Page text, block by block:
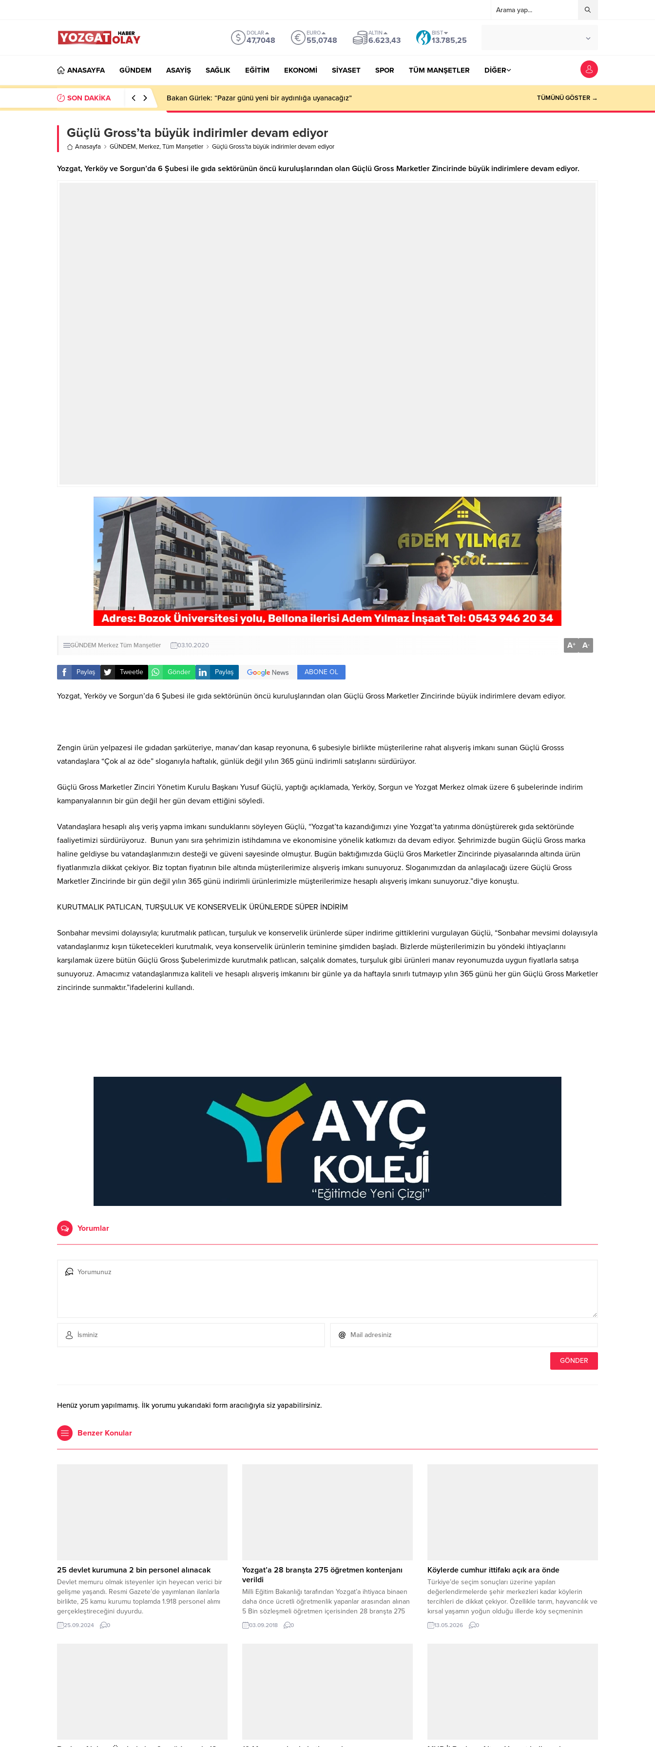
DOLAR
47,7048
EURO
55,0748
ALTIN
6.623,43
BIST
13.785,25
ANASAYFA GÜNDEM ASAYİŞ SAĞLIK EĞİTİM EKONOMİ SİYASET SPOR TÜM MANŞETLER DİĞER
SON DAKİKA Bakan Gürlek: “Pazar günü yeni bir aydınlığa uyanacağız” TÜMÜNÜ GÖSTER →
Güçlü Gross’ta büyük indirimler devam ediyor
Anasayfa GÜNDEM, Merkez,Tüm Manşetler Güçlü Gross’ta büyük indirimler devam ediyor
Yozgat, Yerköy ve Sorgun’da 6 Şubesi ile gıda sektörünün öncü kuruluşlarından olan Güçlü Gross Marketler Zincirinde büyük indirimlere devam ediyor.
GÜNDEM MerkezTüm Manşetler 03.10.2020 A+ A-
Paylaş Tweetle Gönder Paylaş ABONE OL
Yozgat, Yerköy ve Sorgun’da 6 Şubesi ile gıda sektörünün öncü kuruluşlarından olan Güçlü Gross Marketler Zincirinde büyük indirimlere devam ediyor.
Zengin ürün yelpazesi ile gıdadan şarküteriye, manav’dan kasap reyonuna, 6 şubesiyle birlikte müşterilerine rahat alışveriş imkanı sunan Güçlü Grosss
vatandaşlara “Çok al az öde” sloganıyla haftalık, günlük değil yılın 365 günü indirimli satışlarını sürdürüyor.
Güçlü Gross Marketler Zinciri Yönetim Kurulu Başkanı Yusuf Güçlü, yaptığı açıklamada, Yerköy, Sorgun ve Yozgat Merkez olmak üzere 6 şubelerinde indirim
kampanyalarının bir gün değil her gün devam ettiğini söyledi.
Vatandaşlara hesaplı alış veriş yapma imkanı sunduklarını söyleyen Güçlü, “Yozgat’ta kazandığımızı yine Yozgat’ta yatırıma dönüştürerek gıda sektöründe
faaliyetimizi sürdürüyoruz. Bunun yanı sıra şehrimizin istihdamına ve ekonomisine yönelik katkımızı da devam ediyor. Şehrimizde bugün Güçlü Gross marka
haline geldiyse bu vatandaşlarımızın desteği ve güveni sayesinde olmuştur. Bugün baktığımızda Güçlü Gros Marketler Zincirinde piyasalarında altında ürün
fiyatlarımızla dikkat çekiyor. Biz toptan fiyatının bile altında müşterilerimize alışveriş imkanı sunuyoruz. Sloganımızdan da anlaşılacağı üzere Güçlü Gross
Marketler Zincirinde bir gün değil yılın 365 günü indirimli ürünlerimizle müşterilerimize hesaplı alışveriş imkanı sunuyoruz.”diye konuştu.
KURUTMALIK PATLICAN, TURŞULUK VE KONSERVELİK ÜRÜNLERDE SÜPER İNDİRİM
Sonbahar mevsimi dolayısıyla; kurutmalık patlıcan, turşuluk ve konservelik ürünlerde süper indirime gittiklerini vurgulayan Güçlü, “Sonbahar mevsimi dolayısıyla
vatandaşlarımız kışın tüketecekleri kurutmalık, veya konservelik ürünlerin teminine şimdiden başladı. Bizlerde müşterilerimizin bu yöndeki ihtiyaçlarını
karşılamak üzere bütün Güçlü Gross Şubelerimizde kurutmalık patlıcan, salçalık domates, turşuluk gibi ürünleri manav reyonumuzda uygun fiyatlarla satışa
sunuyoruz. Amacımız vatandaşlarımıza kaliteli ve hesaplı alışveriş imkanını bir günle ya da haftayla sınırlı tutmayıp yılın 365 günü her gün Güçlü Gross Marketler
zincirinde sunmaktır.”ifadelerini kullandı.
Yorumlar
Henüz yorum yapılmamış. İlk yorumu yukarıdaki form aracılığıyla siz yapabilirsiniz.
Benzer Konular
25 devlet kurumuna 2 bin personel alınacak
Devlet memuru olmak isteyenler için heyecan verici bir
gelişme yaşandı. Resmi Gazete’de yayımlanan ilanlarla
birlikte, 25 kamu kurumu toplamda 1.918 personel alımı
gerçekleştireceğini duyurdu.
25.09.2024 0
Yozgat’a 28 branşta 275 öğretmen kontenjanı
verildi
Milli Eğitim Bakanlığı tarafından Yozgat’a ihtiyaca binaen
daha önce ücretli öğretmenlik yapanlar arasından alınan
5 Bin sözleşmeli öğretmen içerisinden 28 branşta 275
öğretmen kontenjanı verildi.
03.09.2018 0
Köylerde cumhur ittifakı açık ara önde
Türkiye’de seçim sonuçları üzerine yapılan
değerlendirmelerde şehir merkezleri kadar köylerin
tercihleri de dikkat çekiyor. Özellikle tarım, hayvancılık ve
kırsal yaşamın yoğun olduğu illerde köy seçmeninin
siyasi eğilimi seçim sonuçlarında önemli rol oynuyor.
Yüksek Seçim Kurulu’nun (YSK) 2018 Genel Seçim
13.05.2026 0